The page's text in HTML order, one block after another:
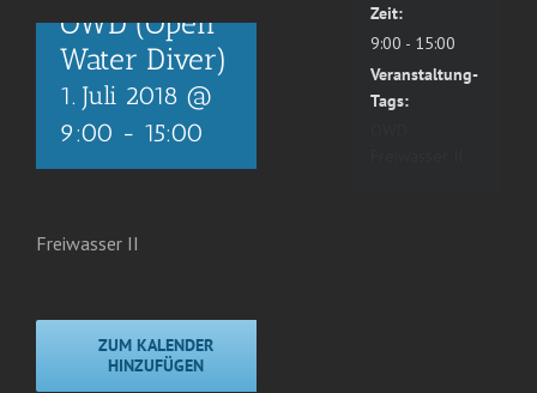
OWD (Open
Water Diver)
1. Juli 2018 @
9:00 - 15:00
Freiwasser II
ZUM KALENDER
HINZUFÜGEN
Zeit:
9:00 - 15:00
Veranstaltung-
Tags: